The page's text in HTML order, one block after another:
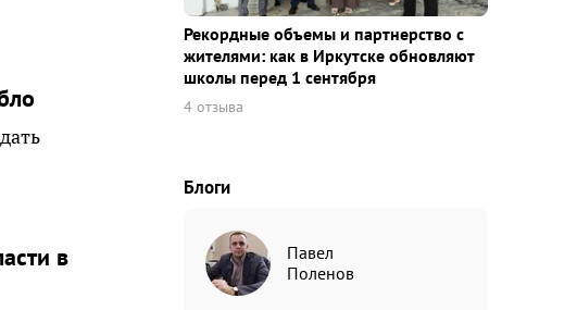
в
Рекордные объемы и партнерство с
жителями: как в Иркутске обновляют
школы перед 1 сентября
4 отзыва
Блоги
Павел
Поленов